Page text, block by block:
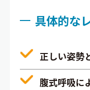
具体的な
正しい姿勢
腹式呼吸に